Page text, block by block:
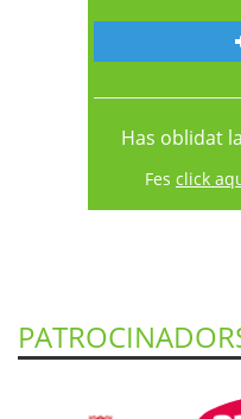
Has oblidat
Fes click